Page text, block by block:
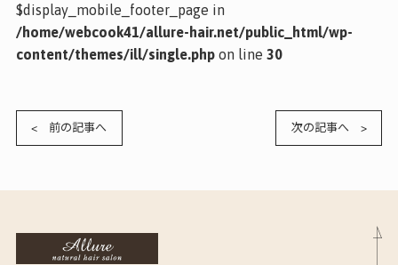
$display_mobile_footer_page in
/home/webcook41/allure-hair.net/public_html/wp-
content/themes/ill/single.phpon line 30
< 前の記事へ 次の記事へ >